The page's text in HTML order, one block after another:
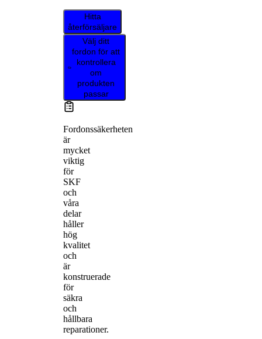
Hitta
återförsäljare
Välj ditt
fordon för att
kontrollera
om
produkten
passar
Fordonssäkerheten
är
mycket
viktig
för
SKF
och
våra
delar
håller
hög
kvalitet
och
är
konstruerade
för
säkra
och
hållbara
reparationer.